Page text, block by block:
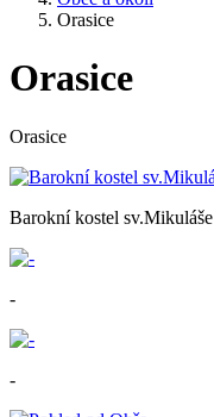
Orasice
Orasice
Orasice
Barokní kostel sv.Mikuláše
-
-